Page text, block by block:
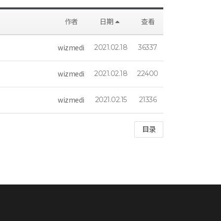
作者 日期 查看
wizmedi 2021.02.18 36337
wizmedi 2021.02.18 22400
wizmedi 2021.02.15 21336
目录